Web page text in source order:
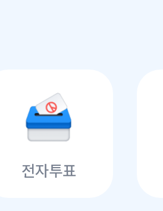
전자투표